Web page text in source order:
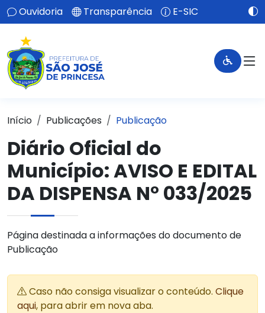
Ouvidoria Transparência E-SIC
Início Publicações Publicação
Diário Oficial do
Município: AVISO E EDITAL
DA DISPENSA N° 033/2025
Página destinada a informações do documento de
Publicação
Caso não consiga visualizar o conteúdo. Clique
aqui, para abrir em nova aba.